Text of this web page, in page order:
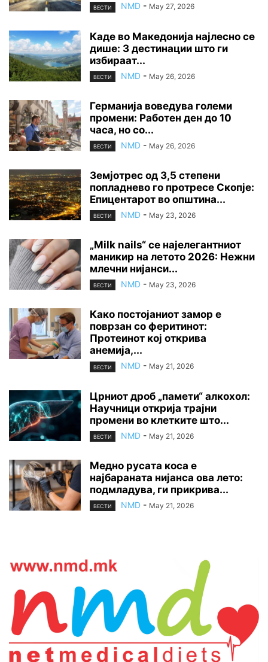
ВЕСТИ NMD - May 27, 2026
Каде во Македонија најлесно се
дише: 3 дестинации што ги
избираат...
ВЕСТИ NMD - May 26, 2026
Германија воведува големи
промени: Работен ден до 10
часа, но со...
ВЕСТИ NMD - May 26, 2026
Земјотрес од 3,5 степени
попладнево го протресе Скопје:
Епицентарот во општина...
ВЕСТИ NMD - May 23, 2026
„Milk nails“ се најелегантниот
маникир на летото 2026: Нежни
млечни нијанси...
ВЕСТИ NMD - May 23, 2026
Како постојаниот замор е
поврзан со феритинот:
Протеинот кој открива
анемија,...
ВЕСТИ NMD - May 21, 2026
Црниот дроб „памети“ алкохол:
Научници открија трајни
промени во клетките што...
ВЕСТИ NMD - May 21, 2026
Медно русата коса е
најбараната нијанса ова лето:
подмладува, ги прикрива...
ВЕСТИ NMD - May 21, 2026